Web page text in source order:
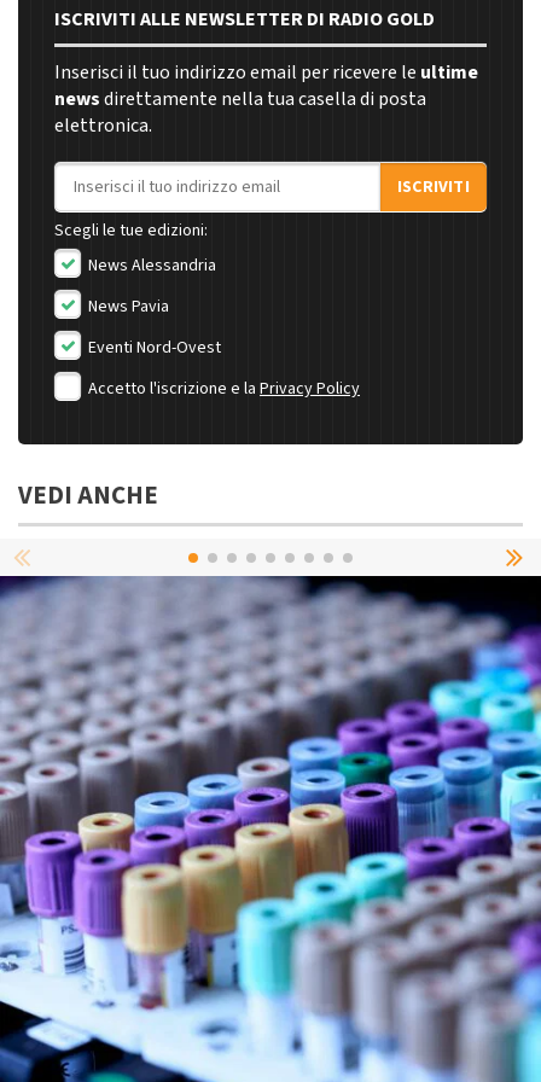
ISCRIVITI ALLE NEWSLETTER DI RADIO GOLD
Inserisci il tuo indirizzo email per ricevere le ultime
newsdirettamente nella tua casella di posta
elettronica.
Indirizzo email
ISCRIVITI
Scegli le tue edizioni:
News Alessandria
News Pavia
Eventi Nord-Ovest
Accetto l'iscrizione e la Privacy Policy
VEDI ANCHE